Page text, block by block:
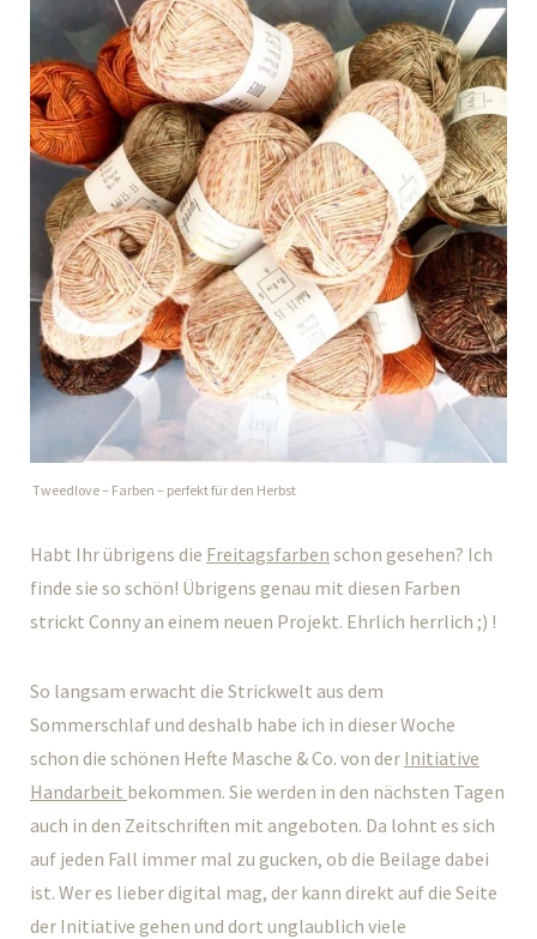
Tweedlove – Farben – perfekt für den Herbst
Habt Ihr übrigens die Freitagsfarben schon gesehen? Ich
finde sie so schön! Übrigens genau mit diesen Farben
strickt Conny an einem neuen Projekt. Ehrlich herrlich ;) !
So langsam erwacht die Strickwelt aus dem
Sommerschlaf und deshalb habe ich in dieser Woche
schon die schönen Hefte Masche & Co. von der Initiative
Handarbeit bekommen. Sie werden in den nächsten Tagen
auch in den Zeitschriften mit angeboten. Da lohnt es sich
auf jeden Fall immer mal zu gucken, ob die Beilage dabei
ist. Wer es lieber digital mag, der kann direkt auf die Seite
der Initiative gehen und dort unglaublich viele